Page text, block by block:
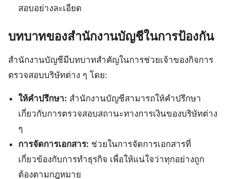
สอบอย่างละเอียด
บทบาทของสำนักงานบัญชีในการป้องกัน
สำนักงานบัญชีมีบทบาทสำคัญในการช่วยเจ้าของกิจการ
ตรวจสอบบริษัทต่าง ๆ โดย:
ให้คำปรึกษา: สำนักงานบัญชีสามารถให้คำปรึกษา
เกี่ยวกับการตรวจสอบสถานะทางการเงินของบริษัทต่าง
ๆ
การจัดการเอกสาร: ช่วยในการจัดการเอกสารที่
เกี่ยวข้องกับการทำธุรกิจ เพื่อให้แน่ใจว่าทุกอย่างถูก
ต้องตามกฎหมาย